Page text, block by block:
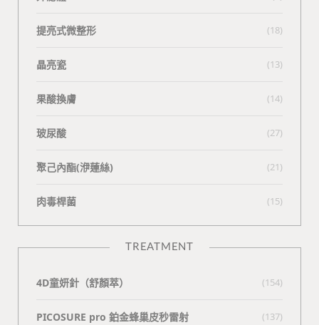
提亮式微整形 (18)
晶亮瓷 (13)
果酸換膚 (14)
玻尿酸 (27)
聚己內酯(洢蓮絲) (21)
肉毒桿菌 (15)
TREATMENT
4D童妍針（舒顏萃） (154)
PICOSURE pro 鉑金蜂巢皮秒雷射 (137)